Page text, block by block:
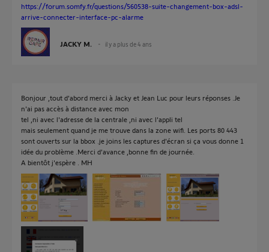
https://forum.somfy.fr/questions/560538-suite-changement-box-adsl-
arrive-connecter-interface-pc-alarme
JACKY M. il y a plus de 4 ans
Bonjour ,tout d'abord merci à Jacky et Jean Luc pour leurs réponses .Je
n'ai pas accès à distance avec mon
tel ,ni avec l'adresse de la centrale ,ni avec l'appli tel
mais seulement quand je me trouve dans la zone wifi. Les ports 80 443
sont ouverts sur la bbox .je joins les captures d'écran si ça vous donne 1
idée du problème .Merci d'avance ,bonne fin de journée.
A bientôt j'espère . MH